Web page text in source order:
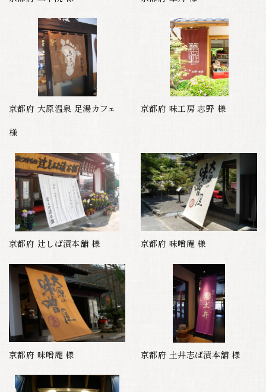
京都府 大原温泉 足湯カフェ
様
京都府 味工房 志野 様
京都府 辻しば漬本舗 様 京都府 味噌庵 様
京都府 味噌庵 様 京都府 土井志ば漬本舗 様